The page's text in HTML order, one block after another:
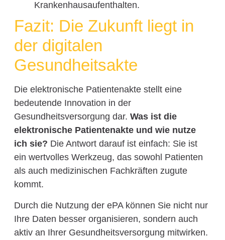
Krankenhausaufenthalten.
Fazit: Die Zukunft liegt in
der digitalen
Gesundheitsakte
Die elektronische Patientenakte stellt eine
bedeutende Innovation in der
Gesundheitsversorgung dar. Was ist die
elektronische Patientenakte und wie nutze
ich sie? Die Antwort darauf ist einfach: Sie ist
ein wertvolles Werkzeug, das sowohl Patienten
als auch medizinischen Fachkräften zugute
kommt.
Durch die Nutzung der ePA können Sie nicht nur
Ihre Daten besser organisieren, sondern auch
aktiv an Ihrer Gesundheitsversorgung mitwirken.